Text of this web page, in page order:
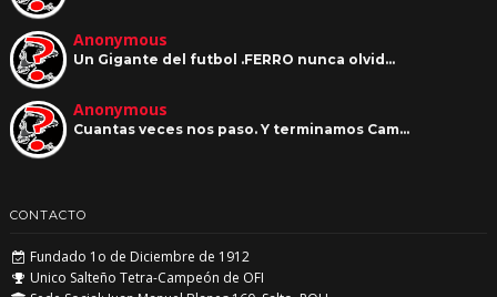
Anonymous
Un Gigante del futbol .FERRO nunca olvid…
Anonymous
Cuantas veces nos paso. Y terminamos Cam…
CONTACTO
Fundado 1o de Diciembre de 1912
Unico Salteño Tetra-Campeón de OFI